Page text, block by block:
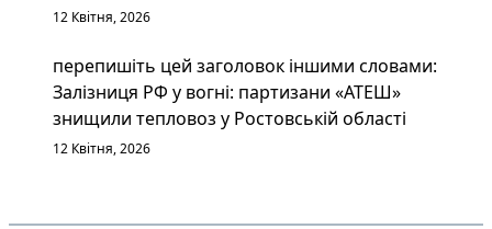
12 Квітня, 2026
перепишіть цей заголовок іншими словами:
Залізниця РФ у вогні: партизани «АТЕШ»
знищили тепловоз у Ростовській області
12 Квітня, 2026